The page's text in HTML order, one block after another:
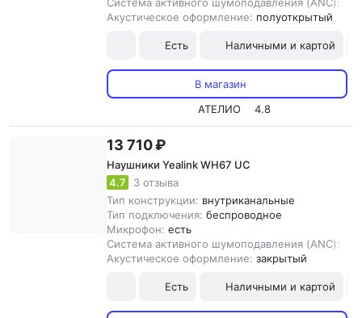
Акустическое оформление: полуоткрытый
Есть Наличными и картой
В магазин
АТЕЛИО
4.8
13 710 ₽
Наушники Yealink WH67 UC
4.7
3 отзыва
Тип конструкции: внутриканальные
Тип подключения: беспроводное
Микрофон: есть
Система активного шумоподавления (ANC):
Акустическое оформление: закрытый
Есть Наличными и картой